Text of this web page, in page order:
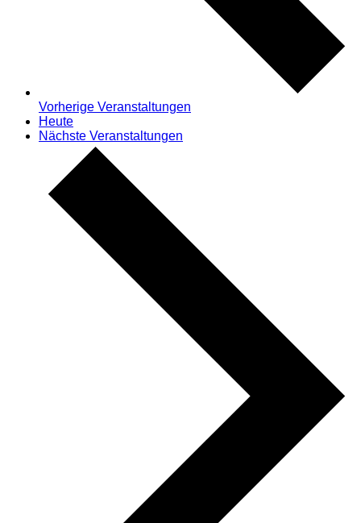
Vorherige Veranstaltungen
Heute
Nächste Veranstaltungen